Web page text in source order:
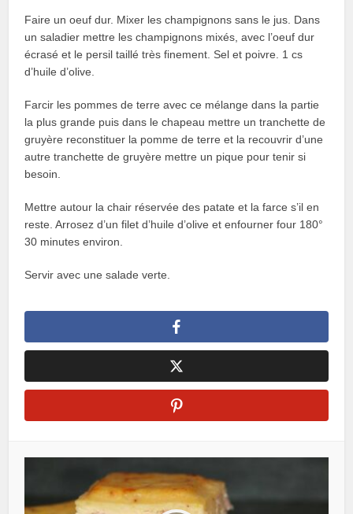
Faire un oeuf dur. Mixer les champignons sans le jus. Dans
un saladier mettre les champignons mixés, avec l’oeuf dur
écrasé et le persil taillé très finement. Sel et poivre. 1 cs
d’huile d’olive.
Farcir les pommes de terre avec ce mélange dans la partie
la plus grande puis dans le chapeau mettre un tranchette de
gruyère reconstituer la pomme de terre et la recouvrir d’une
autre tranchette de gruyère mettre un pique pour tenir si
besoin.
Mettre autour la chair réservée des patate et la farce s’il en
reste. Arrosez d’un filet d’huile d’olive et enfourner four 180°
30 minutes environ.
Servir avec une salade verte.